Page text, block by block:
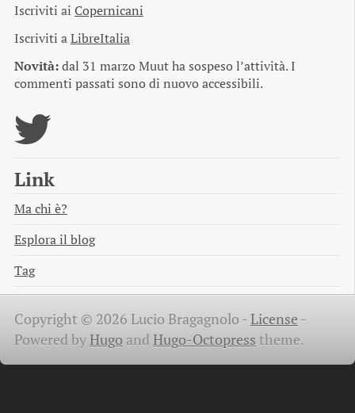
Iscriviti ai Copernicani
Iscriviti aLibreItalia
Novità:dal 31 marzo Muut ha sospeso l’attività. I
commenti passati sono di nuovo accessibili.
Link
Ma chi è?
Esplora il blog
Tag
Copyright © 2026 Lucio Bragagnolo -License -
Powered byHugo and Hugo-Octopress theme.